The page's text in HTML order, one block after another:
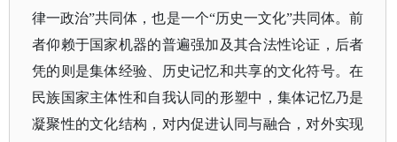
律一政治”共同体，也是一个“历史一文化”共同体。前
者仰赖于国家机器的普遍强加及其合法性论证，后者
凭的则是集体经验、历史记忆和共享的文化符号。在
民族国家主体性和自我认同的形塑中，集体记忆乃是
凝聚性的文化结构，对内促进认同与融合，对外实现